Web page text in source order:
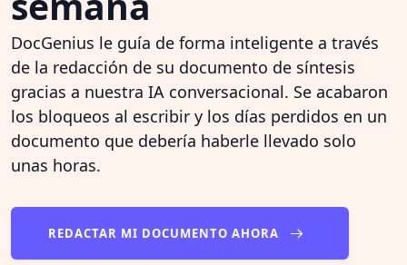
DocGenius le guía de forma inteligente a través
de la redacción de su documento de síntesis
gracias a nuestra IA conversacional. Se acabaron
los bloqueos al escribir y los días perdidos en un
documento que debería haberle llevado solo
unas horas.
REDACTAR MI DOCUMENTO AHORA